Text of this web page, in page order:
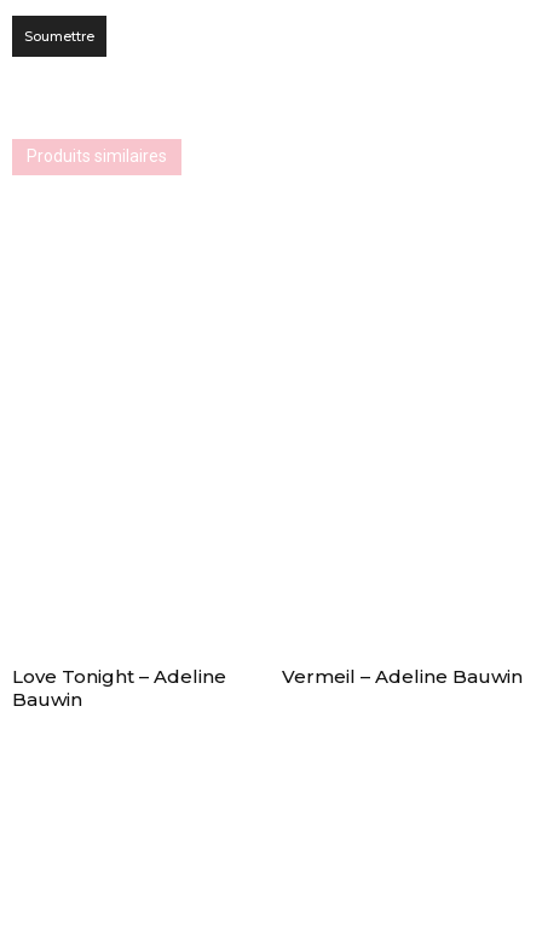
Produits similaires
Love Tonight – Adeline
Bauwin
Vermeil – Adeline Bauwin